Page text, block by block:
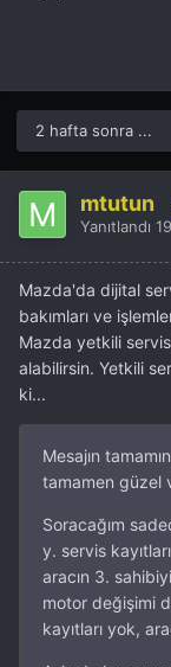
2 hafta sonra ...
mtutun
Yanıtlandı
Mazda'da dijital
bakımları ve
Mazda yetkili
alabilirsin. Yetkili
ki...
Mesajın
tamamen güzel
Soracağım
y. servis
aracın 3.
motor değişimi
kayıtları yok,